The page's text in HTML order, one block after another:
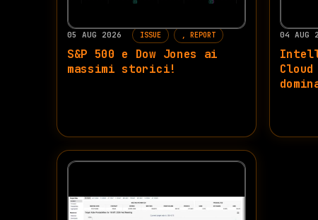
05 AUG 2026 ISSUE REPORT
S&P 500 e Dow Jones ai
massimi storici!
04 AUG